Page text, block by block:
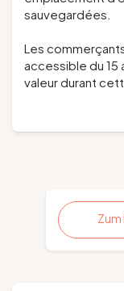
sauvegardées.
Les
accessible du 15
valeur durant